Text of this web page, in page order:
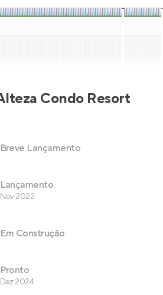
Condo Resort
Breve Lançamento
Lançamento
Nov 2022
Em Construção
Pronto
Dez 2024